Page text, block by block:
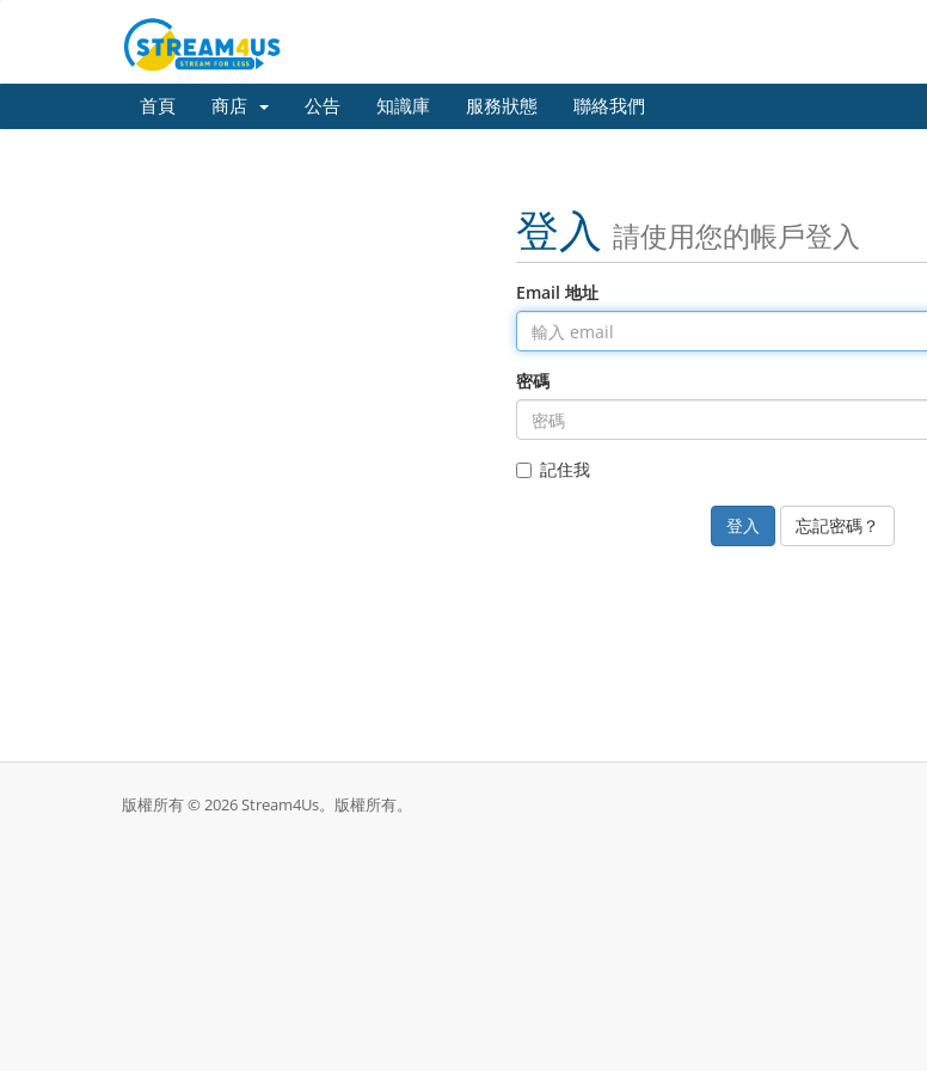
首頁 商店 公告 知識庫 服務狀態 聯絡我們
登入 請使用您的帳戶登入
Email 地址
密碼
記住我
忘記密碼？
版權所有 © 2026 Stream4Us。版權所有。